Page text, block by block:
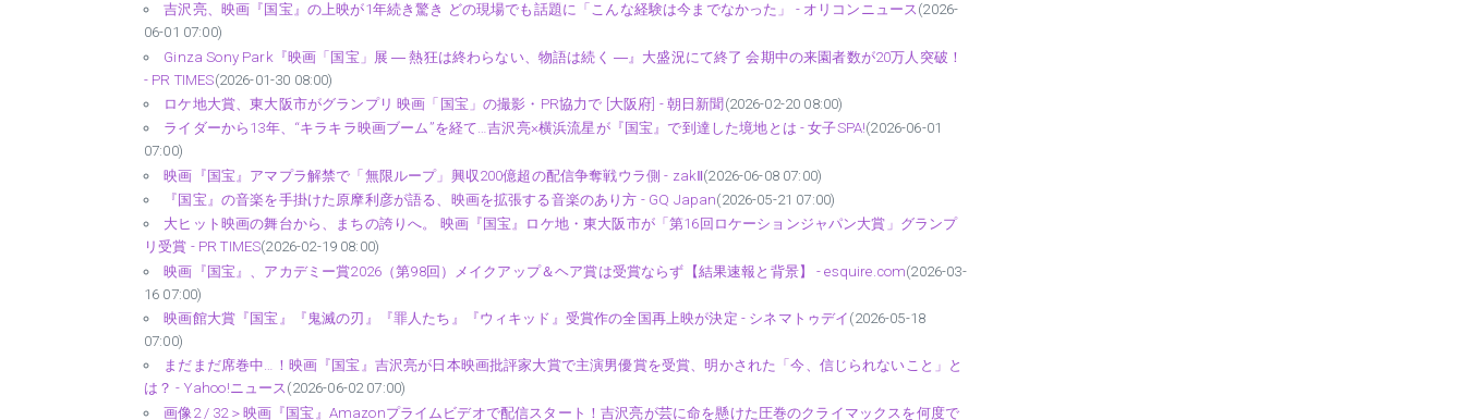
吉沢亮、映画『国宝』の上映が1年続き驚き どの現場でも話題に「こんな経験は今までなかった」 - オリコンニュース(2026-
06-01 07:00)
Ginza Sony Park『映画「国宝」展 ― 熱狂は終わらない、物語は続く ―』大盛況にて終了 会期中の来園者数が20万人突破！
- PR TIMES(2026-01-30 08:00)
ロケ地大賞、東大阪市がグランプリ 映画「国宝」の撮影・PR協力で [大阪府] - 朝日新聞 (2026-02-20 08:00)
ライダーから13年、“キラキラ映画ブーム”を経て…吉沢亮×横浜流星が『国宝』で到達した境地とは - 女子SPA!(2026-06-01
07:00)
映画『国宝』アマプラ解禁で「無限ループ」興収200億超の配信争奪戦ウラ側 - zakⅡ(2026-06-08 07:00)
『国宝』の音楽を手掛けた原摩利彦が語る、映画を拡張する音楽のあり方 - GQ Japan(2026-05-21 07:00)
大ヒット映画の舞台から、まちの誇りへ。 映画『国宝』ロケ地・東大阪市が「第16回ロケーションジャパン大賞」グランプ
リ受賞 - PR TIMES(2026-02-19 08:00)
映画『国宝』、アカデミー賞2026（第98回）メイクアップ＆ヘア賞は受賞ならず【結果速報と背景】 - esquire.com(2026-03-
16 07:00)
映画館大賞『国宝』『鬼滅の刃』『罪人たち』『ウィキッド』受賞作の全国再上映が決定 - シネマトゥデイ (2026-05-18
07:00)
まだまだ席巻中…！映画『国宝』吉沢亮が日本映画批評家大賞で主演男優賞を受賞、明かされた「今、信じられないこと」と
は？ - Yahoo!ニュース(2026-06-02 07:00)
画像2 / 32＞映画『国宝』Amazonプライムビデオで配信スタート！吉沢亮が芸に命を懸けた圧巻のクライマックスを何度で